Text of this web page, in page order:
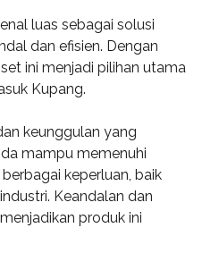
luas sebagai solusi
dan efisien. Dengan
ini menjadi pilihan utama
Kupang.
keunggulan yang
mampu memenuhi
keperluan, baik
Keandalan dan
produk ini